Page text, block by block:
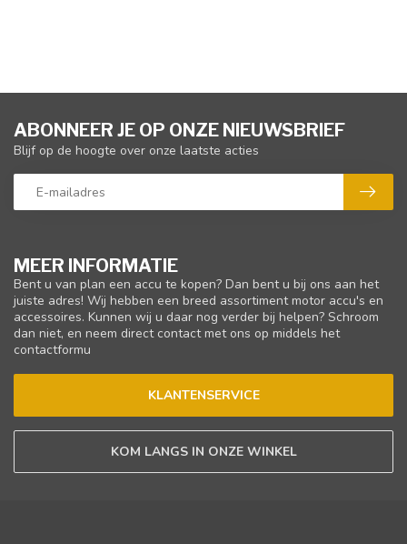
MEER INFORMATIE
Bent u van plan een accu te kopen? Dan bent u bij ons aan het
juiste adres! Wij hebben een breed assortiment motor accu's en
accessoires. Kunnen wij u daar nog verder bij helpen? Schroom
dan niet, en neem direct contact met ons op middels het
contactformu
KLANTENSERVICE
KOM LANGS IN ONZE WINKEL
ABONNEER JE OP ONZE NIEUWSBRIEF
Blijf op de hoogte over onze laatste acties